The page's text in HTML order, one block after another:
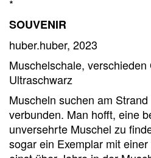
*
SOUVENIR
huber.huber, 2023
Muschelschale,
Ultraschwarz
Muscheln suchen am
verbunden. Man hofft, eine
unversehrte Muschel zu
sogar ein Exemplar mit